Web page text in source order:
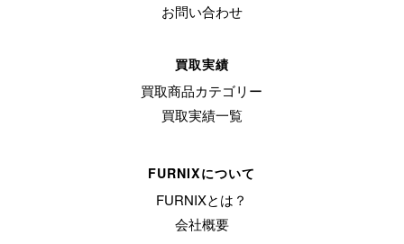
お問い合わせ
買取実績
買取商品カテゴリー
買取実績一覧
FURNIXについて
FURNIXとは？
会社概要